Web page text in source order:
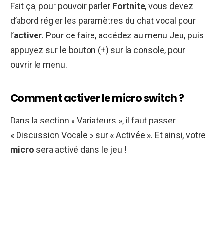
Fait ça, pour pouvoir parler Fortnite, vous devez
d’abord régler les paramètres du chat vocal pour
l’activer. Pour ce faire, accédez au menu Jeu, puis
appuyez sur le bouton (+) sur la console, pour
ouvrir le menu.
Comment activer le micro switch ?
Dans la section « Variateurs », il faut passer
« Discussion Vocale » sur « Activée ». Et ainsi, votre
micro sera activé dans le jeu !